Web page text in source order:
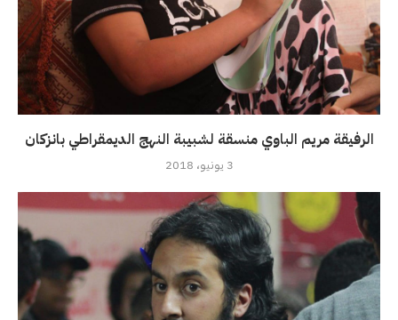
الرفيقة مريم الباوي منسقة لشبيبة النهج الديمقراطي بانزكان
3 يونيو، 2018